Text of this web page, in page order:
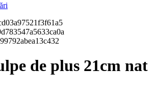
de plus 21cm nat